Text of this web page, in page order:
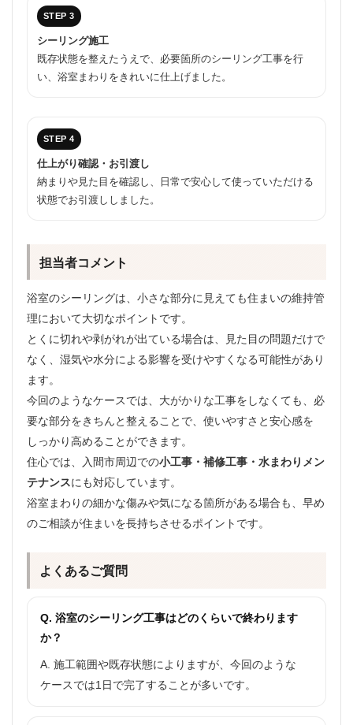
STEP 3
シーリング施工
既存状態を整えたうえで、必要箇所のシーリング工事を行
い、浴室まわりをきれいに仕上げました。
STEP 4
仕上がり確認・お引渡し
納まりや見た目を確認し、日常で安心して使っていただける
状態でお引渡ししました。
担当者コメント
浴室のシーリングは、小さな部分に見えても住まいの維持管
理において大切なポイントです。
とくに切れや剥がれが出ている場合は、見た目の問題だけで
なく、湿気や水分による影響を受けやすくなる可能性があり
ます。
今回のようなケースでは、大がかりな工事をしなくても、必
要な部分をきちんと整えることで、使いやすさと安心感を
しっかり高めることができます。
住心では、入間市周辺での小工事・補修工事・水まわりメン
テナンスにも対応しています。
浴室まわりの細かな傷みや気になる箇所がある場合も、早め
のご相談が住まいを長持ちさせるポイントです。
よくあるご質問
Q. 浴室のシーリング工事はどのくらいで終わります
か？
A. 施工範囲や既存状態によりますが、今回のような
ケースでは1日で完了することが多いです。